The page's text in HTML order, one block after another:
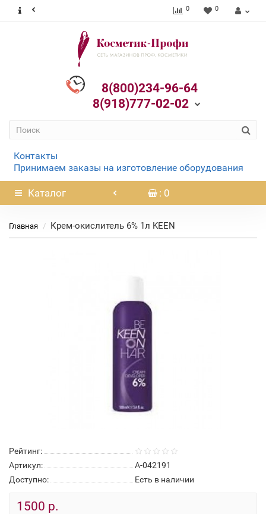
0 0
8(800)234-96-64
8(918)777-02-02
Контакты
Принимаем заказы на изготовление оборудования
Каталог : 0
Главная Крем-окислитель 6% 1л KEEN
Рейтинг:
Артикул:
А-042191
Доступно:
Есть в наличии
1500 р.